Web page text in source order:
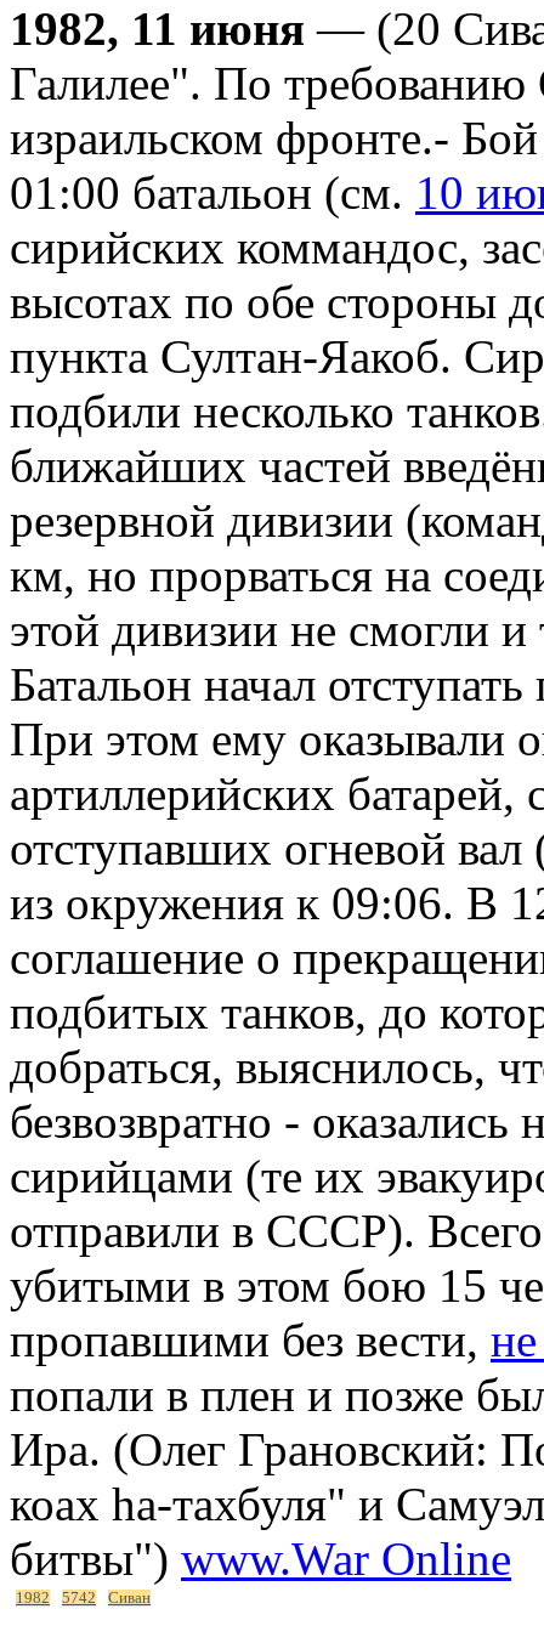
1982, 11 июня — (20
Галилее". По
израильском фронте.-
01:00 батальон (см. 10
сирийских коммандос,
высотах по обе стороны
пункта Султан-Яакоб.
подбили несколько
ближайших частей
резервной дивизии
км, но прорваться на
этой дивизии не смогли
Батальон начал
При этом ему оказывали
артиллерийских батарей,
отступавших огневой
из окружения к 09:06. В
соглашение о
подбитых танков, до
добраться, выяснилось,
безвозвратно -
сирийцами (те их
отправили в СССР).
убитыми в этом бою 15
пропавшими без вести,
попали в плен и позже
Ира. (Олег Грановский:
коах hа-тахбуля" и
битвы") www.War Online
1982 5742 Сиван